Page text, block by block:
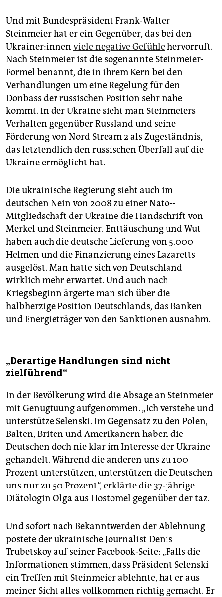
Und mit Bundespräsident Frank-Walter
Steinmeier hat er ein Gegenüber, das bei den
Ukrai­ne­r:in­nen viele negative Gefühlehervorruft.
Nach Steinmeier ist die sogenannte Steinmeier-
Formel benannt, die in ihrem Kern bei den
Verhandlungen um eine Regelung für den
Donbass der russischen Position sehr nahe
kommt. In der Ukraine sieht man Steinmeiers
Verhalten gegenüber Russland und seine
Förderung von Nord Stream 2 als Zugeständnis,
das letztendlich den rus­sischen Überfall auf die
Ukraine ermöglicht hat.
Die ukrainische Regierung sieht auch im
deutschen Nein von 2008 zu einer Nato-­
Mitgliedschaft der Ukraine die Handschrift von
Merkel und Steinmeier. Enttäuschung und Wut
haben auch die deutsche Lieferung von 5.000
Helmen und die Finanzierung eines Lazaretts
ausgelöst. Man hatte sich von Deutschland
wirklich mehr erwartet. Und auch nach
Kriegsbeginn ärgerte man sich über die
halbherzige Position Deutschlands, das Banken
und ­Energieträger von den Sanktionen ausnahm.
„Derartige Handlungen sind nicht
zielführend“
In der Bevölkerung wird die Absage an Steinmeier
mit Genugtuung aufgenommen. „Ich verstehe und
unterstütze Selenski. Im Gegensatz zu den Polen,
Balten, Briten und Amerikanern haben die
Deutschen doch nie klar im Interesse der Ukraine
gehandelt. Während die anderen uns zu 100
Prozent unterstützen, unterstützen die Deutschen
uns nur zu 50 Prozent“, erklärte die 37-jährige
Diätologin Olga aus Hostomel gegenüber der taz.
Und sofort nach Bekanntwerden der Ablehnung
postete der ukrainische Journalist Denis
Trubetskoy auf seiner Facebook-Seite: „Falls die
Informationen stimmen, dass Präsident Selenski
ein Treffen mit Steinmeier ablehnte, hat er aus
meiner Sicht alles vollkommen richtig gemacht. Er